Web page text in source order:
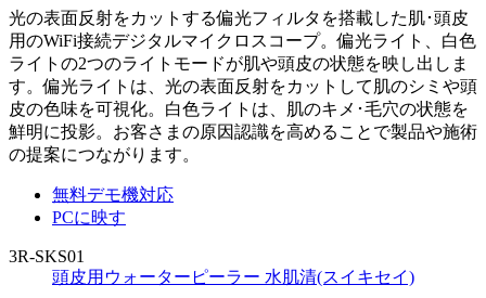
光の表面反射をカットする偏光フィルタを搭載した肌･頭皮
用のWiFi接続デジタルマイクロスコープ。偏光ライト、白色
ライトの2つのライトモードが肌や頭皮の状態を映し出しま
す。偏光ライトは、光の表面反射をカットして肌のシミや頭
皮の色味を可視化。白色ライトは、肌のキメ･毛穴の状態を
鮮明に投影。お客さまの原因認識を高めることで製品や施術
の提案につながります。
無料デモ機対応
PCに映す
3R-SKS01
頭皮用ウォーターピーラー 水肌清(スイキセイ)